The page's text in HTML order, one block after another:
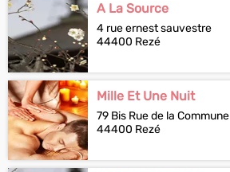
A La Source
4 rue ernest sauvestre
44400 Rezé
Mille Et Une Nuit
79 Bis Rue de la Commune
44400 Rezé